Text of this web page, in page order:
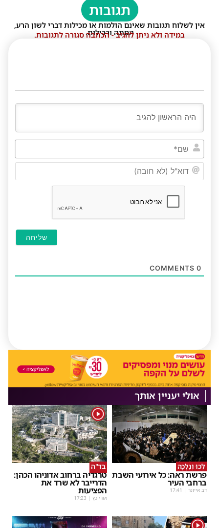
תגובות
אין לשלוח תגובות שאינם הולמות או מכילות דברי לשון הרע,
הסתה ורכילות.
במידה ולא ניתן להגיב - הכתבה סגורה לתגובות.
0
אולי יעניין אותך
לְכוּ וְנֵלְכָה
פרשת ראה: כל אירועי השבת
ברחבי העיר
דב אייזנר |
17:41
1
בד"ה
טרגדיה ברחוב אדוניהו הכהן:
הדרייבר לא שרד את
הפציעות
אורי כץ |
17:23
1